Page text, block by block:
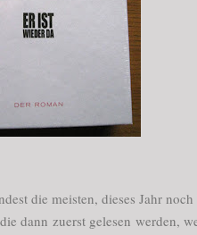
die meisten, dieses Jahr
dann zuerst gelesen werden,